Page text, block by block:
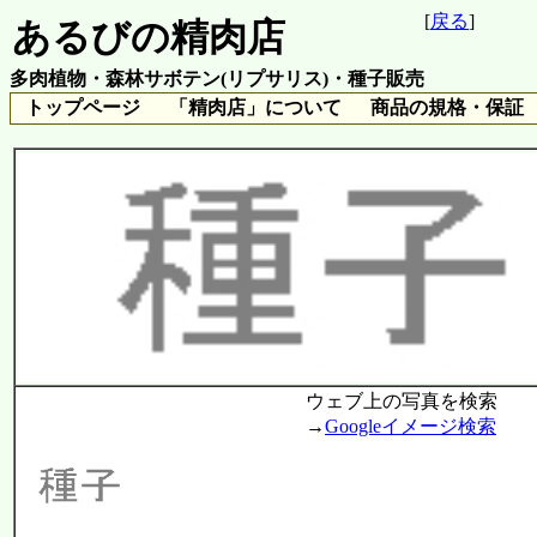
あるびの精肉店
多肉植物・森林サボテン(リプサリス)・種子販売
トップページ
「精肉店」について 商品の規格・保証
[戻る]
ウェブ上の写真を検索
→Googleイメージ検索